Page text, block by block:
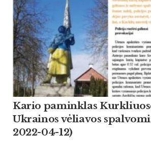
Kario paminklas
Ukrainos vėliavos
2022-04-12)